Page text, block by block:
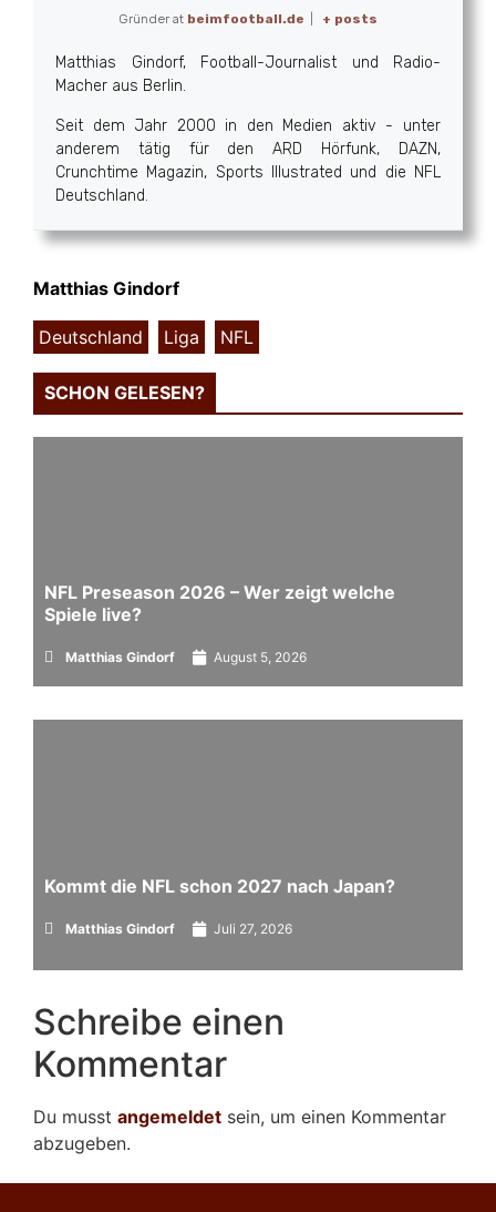
Gründer at beimfootball.de + posts
Matthias Gindorf, Football-Journalist und Radio-
Macher aus Berlin.
Seit dem Jahr 2000 in den Medien aktiv - unter
anderem tätig für den ARD Hörfunk, DAZN,
Crunchtime Magazin, Sports Illustrated und die NFL
Deutschland.
Matthias Gindorf
Deutschland Liga NFL
SCHON GELESEN?
NFL Preseason 2026 – Wer zeigt welche
Spiele live?
Matthias Gindorf August 5, 2026
Kommt die NFL schon 2027 nach Japan?
Matthias Gindorf Juli 27, 2026
Schreibe einen
Kommentar
Du musst angemeldet sein, um einen Kommentar
abzugeben.